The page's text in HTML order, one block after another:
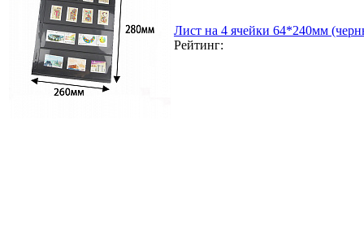
Лист на 4 ячейки 64*240мм
Рейтинг: